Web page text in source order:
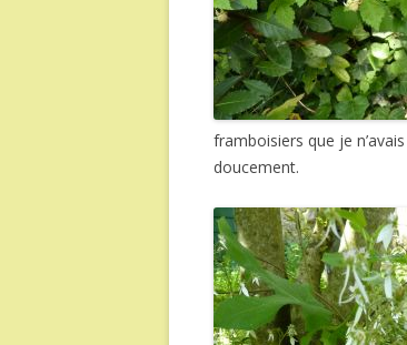
framboisiers que je
doucement.